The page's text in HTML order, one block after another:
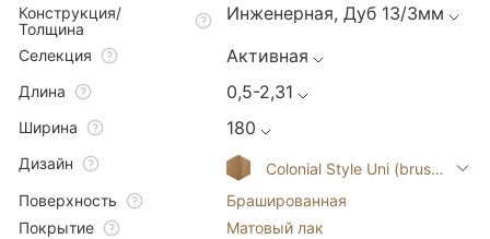
Конструкция/
Толщина
Инженерная, Дуб 13/3мм
Селекция Активная
Длина 0,5-2,31
Ширина 180
Дизайн
Colonial Style Uni (brushed)
Поверхность
Брашированная
Покрытие
Матовый лак